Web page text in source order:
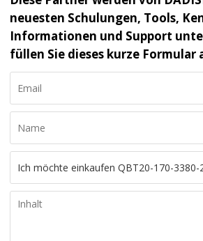
neuesten Schulungen, Tools,
Informationen und Support
füllen Sie dieses kurze Formular